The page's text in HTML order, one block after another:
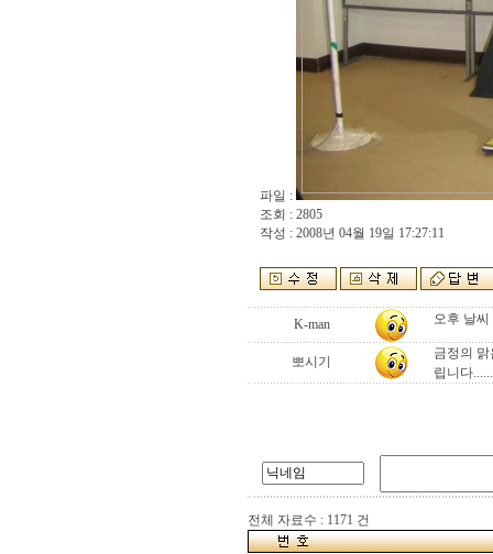
파일 :
조회 : 2805
작성 : 2008년 04월 19일 17:27:11
K-man 오후 날
뽀시기
금정의
립니다
전체 자료수 : 1171 건